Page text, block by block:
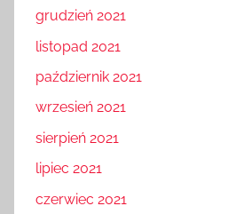
grudzień 2021
listopad 2021
październik 2021
wrzesień 2021
sierpień 2021
lipiec 2021
czerwiec 2021